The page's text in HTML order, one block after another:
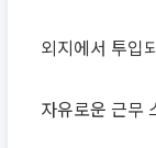
외지에서 투입
자유로운 근무